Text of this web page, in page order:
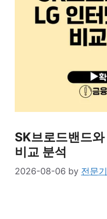
SK브로드밴드
비교 분석
2026-08-06 by 전문